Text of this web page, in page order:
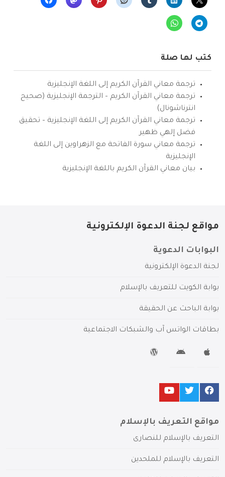
كتب لها صلة
ترجمة معاني القرآن الكريم إلى اللغة الإنجليزية
ترجمة معاني القرآن الكريم – الترجمة الإنجليزية (صحيح
انترناشونال)
ترجمة معاني القرآن الكريم إلى اللغة الإنجليزية – تحقيق
فضل إلهي ظهير
ترجمة معاني سورة الفاتحة مع الزهراوين إلى اللغة
الإنجليزية
بيان معاني القرآن الكريم باللغة الإنجليزية
مواقع لجنة الدعوة الإلكترونية
البوابات الدعوية
لجنة الدعوة الإلكترونية
بوابة الكويت للتعريف بالإسلام
بوابة الباحث عن الحقيقة
بطاقات الواتس آب والشبكات الاجتماعية
مواقع التعريف بالإسلام
التعريف بالإسلام للنصارى
التعريف بالإسلام للملحدين